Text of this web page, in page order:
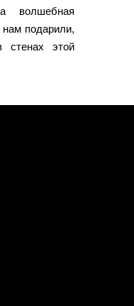
волшебная
подарили,
стенах этой